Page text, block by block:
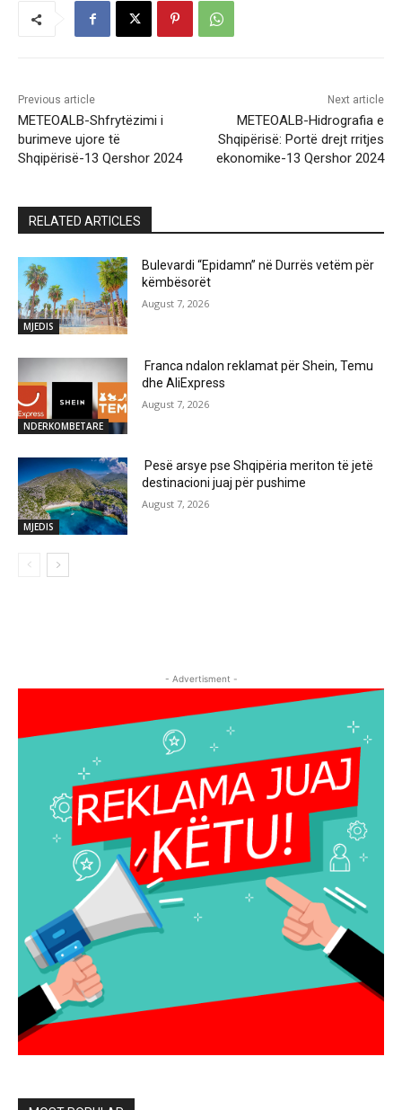
Previous article
METEOALB-Shfrytëzimi i
burimeve ujore të
Shqipërisë-13 Qershor 2024
Next article
METEOALB-Hidrografia e
Shqipërisë: Portë drejt rritjes
ekonomike-13 Qershor 2024
RELATED ARTICLES
MJEDIS
Bulevardi “Epidamn” në Durrës vetëm për
këmbësorët
August 7, 2026
NDERKOMBETARE
Franca ndalon reklamat për Shein, Temu
dhe AliExpress
August 7, 2026
MJEDIS
Pesë arsye pse Shqipëria meriton të jetë
destinacioni juaj për pushime
August 7, 2026
- Advertisment -